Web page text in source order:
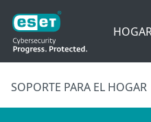
SOPORTE PARA EL HOGAR